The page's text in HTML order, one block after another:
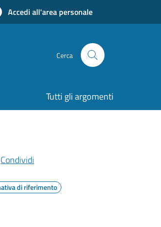
Accedi all'area personale
Cerca
Tutti gli argomenti
Condividi
di riferimento